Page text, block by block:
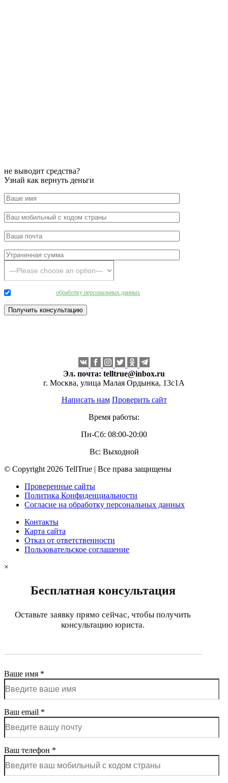
не выводит средства?
Узнай как вернуть деньги
обработку персональных данных
Эл. почта: telltrue@inbox.ru
г. Москва, улица Малая Ордынка, 13с1А
Написать нам Проверить сайт
Время работы:
Пн-Сб: 08:00-20:00
Вс: Выходной
© Copyright 2026 TellTrue | Все права защищены
Проверенные сайты
Политика Конфиденциальности
Согласие на обработку персональных данных
Контакты
Карта сайта
Отказ от ответственности
Пользовательское соглашение
×
Бесплатная консультация
Оставьте заявку прямо сейчас, чтобы получить
консультацию юриста.
Ваше имя *
Ваш email *
Ваш телефон *